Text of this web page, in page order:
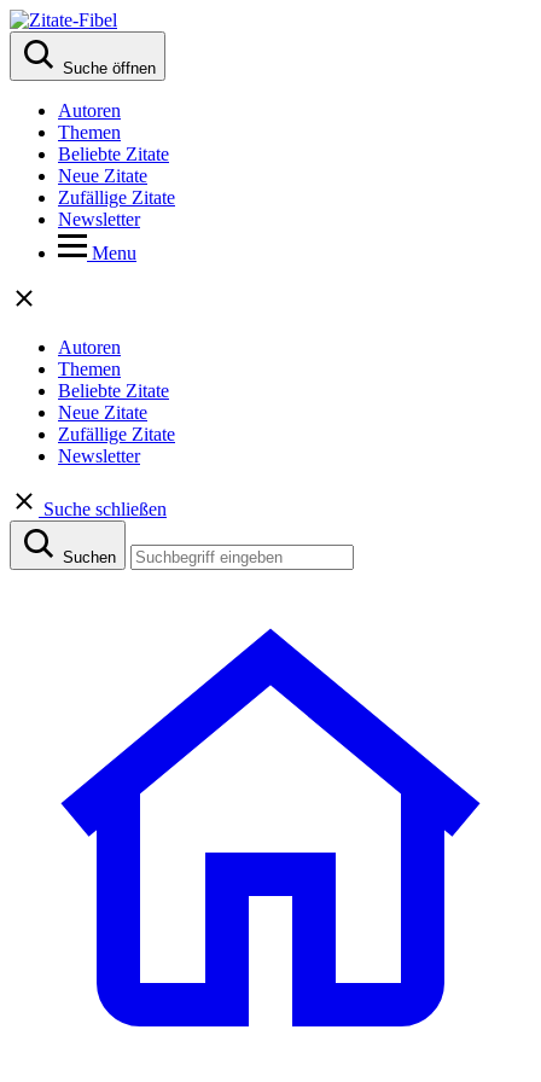
Suche öffnen
Autoren
Themen
Beliebte Zitate
Neue Zitate
Zufällige Zitate
Newsletter
Menu
Autoren
Themen
Beliebte Zitate
Neue Zitate
Zufällige Zitate
Newsletter
Suche schließen
Suchen